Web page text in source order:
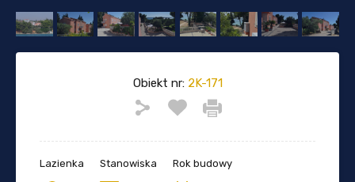
Obiekt nr:2K-171
Lazienka Stanowiska Rok budowy